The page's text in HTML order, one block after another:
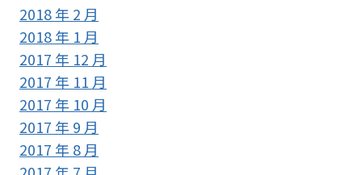
2018 年 2 月
2018 年 1 月
2017 年 12 月
2017 年 11 月
2017 年 10 月
2017 年 9 月
2017 年 8 月